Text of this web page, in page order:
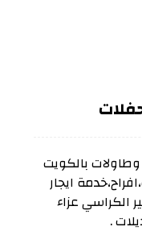
بالكويت
ايجار
الكراسي عزاء
.